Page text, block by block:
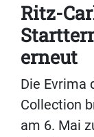
Ritz-
erneut
Die Evrima
Collection
am 6. Mai